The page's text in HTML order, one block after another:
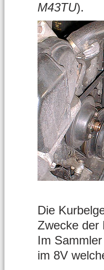
M43TU).
Die
Zwecke der
Im
im 8V